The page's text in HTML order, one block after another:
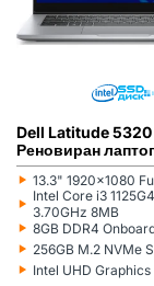
Dell Latitude 5320
Реновиран
‣
Монитор:
13.3" 1920x1080
‣
Процесор:
Intel Core i3
3.70GHz 8MB
‣
Рам памет:
8GB DDR4
‣
Хард диск:
256GB M.2 NVMe
‣
Видеокарта:
Intel UHD Graphics